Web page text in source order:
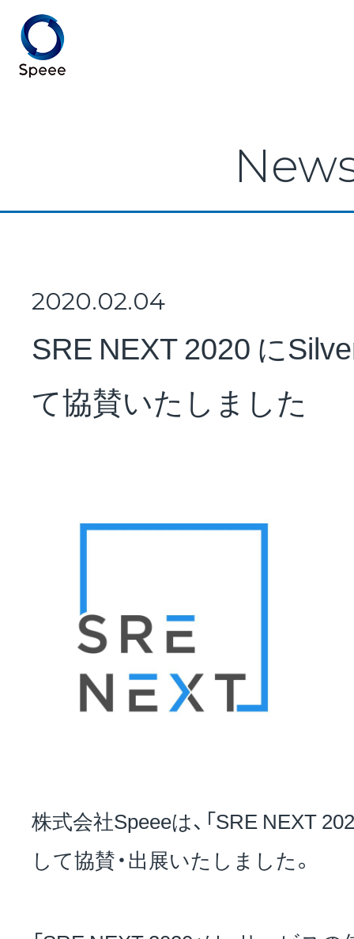
Speeeとは
NEWS
採用情報
投資家情報
EVENT
2020.02.04
SRE NEXT 2020 に
て協賛いたしました
株式会社Speeeは、「SRE NEXT
して協賛・出展いたしました。